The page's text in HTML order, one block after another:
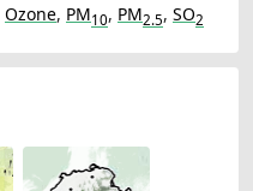
Ozone, PM10, PM2.5, SO2